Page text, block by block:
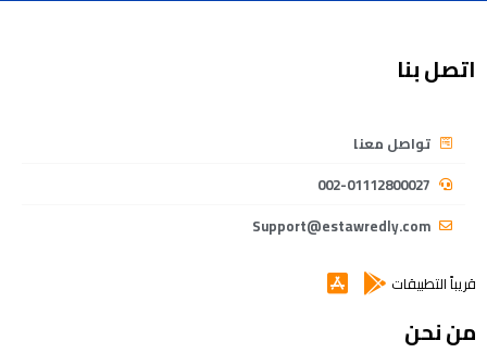
اتصل بنا
تواصل معنا
002-01112800027
Support@estawredly.com
قريباً التطبيقات
من نحن